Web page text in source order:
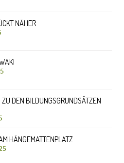
NÄHER
DEN BILDUNGSGRUNDSÄTZEN
HÄNGEMATTENPLATZ